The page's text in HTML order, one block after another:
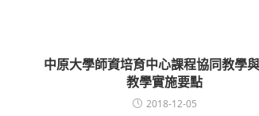
中原大學師資培育中心課程協同教學
教學實施要點
2018-12-05